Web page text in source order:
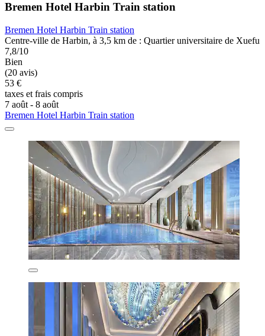
Bremen Hotel Harbin Train station
Bremen Hotel Harbin Train station
Centre-ville de Harbin, à 3,5 km de : Quartier universitaire de Xuefu
7,8/10
Bien
(20 avis)
53 €
taxes et frais compris
7 août - 8 août
Bremen Hotel Harbin Train station